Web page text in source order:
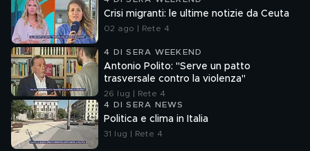
Crisi migranti: le ultime notizie da Ceuta
02 ago | Rete 4
4 DI SERA WEEKEND
Antonio Polito: "Serve un patto
trasversale contro la violenza"
26 lug | Rete 4
4 DI SERA NEWS
Politica e clima in Italia
31 lug | Rete 4